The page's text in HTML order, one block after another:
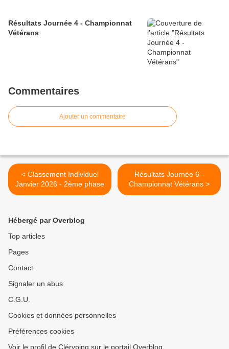
Résultats Journée 4 - Championnat
Vétérans
Commentaires
Ajouter un commentaire
< Classement Individuel
Janvier 2026 - 2ème phase
Résultats Journée 6 -
Championnat Vétérans >
Hébergé par Overblog
Top articles
Pages
Contact
Signaler un abus
C.G.U.
Cookies et données personnelles
Préférences cookies
Voir le profil de Cléryping sur le portail Overblog